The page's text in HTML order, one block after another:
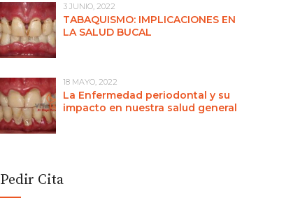
3 JUNIO, 2022
TABAQUISMO: IMPLICACIONES EN
LA SALUD BUCAL
18 MAYO, 2022
La Enfermedad periodontal y su
impacto en nuestra salud general
Pedir Cita